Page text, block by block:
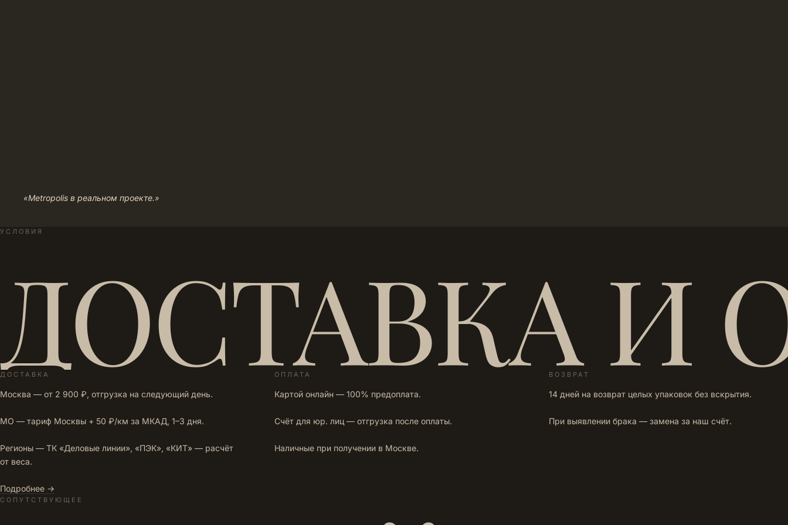
«Metropolis в реальном проекте.»
УСЛОВИЯ
ДОСТАВКА И
ДОСТАВКА
Москва — от 2 900 ₽, отгрузка на следующий день.
МО — тариф Москвы + 50 ₽/км за МКАД, 1–3 дня.
Регионы — ТК «Деловые линии», «ПЭК», «КИТ» — расчёт
от веса.
Подробнее →
ОПЛАТА
Картой онлайн — 100% предоплата.
Счёт для юр. лиц — отгрузка после оплаты.
Наличные при получении в Москве.
ВОЗВРАТ
14 дней на возврат целых упаковок без вскрытия.
При выявлении брака — замена за наш счёт.
СОПУТСТВУЮЩЕЕ